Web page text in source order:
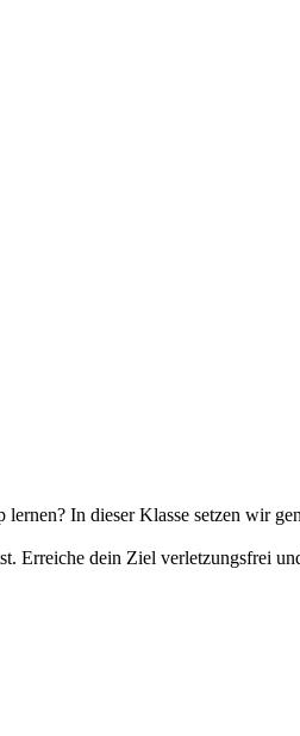
In dieser Klasse setzen wir
Erreiche dein Ziel verletzungsfrei